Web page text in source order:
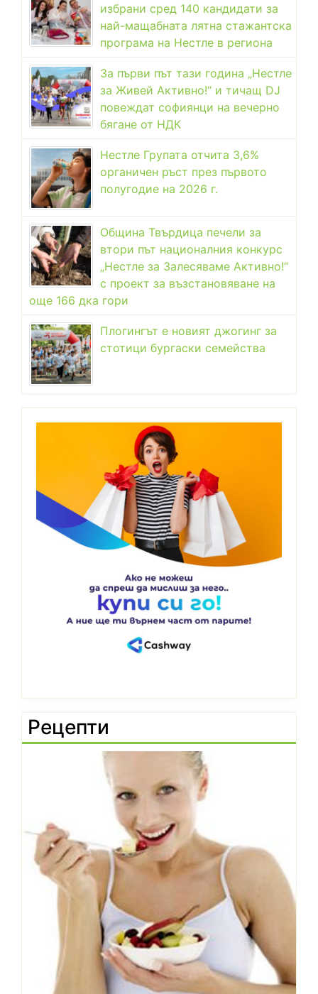
избрани сред 140 кандидати за
най-мащабната лятна стажантска
програма на Нестле в региона
За първи път тази година „Нестле
за Живей Активно!“ и тичащ DJ
повеждат софиянци на вечерно
бягане от НДК
Нестле Групата отчита 3,6%
органичен ръст през първото
полугодие на 2026 г.
Община Твърдица печели за
втори път националния конкурс
„Нестле за Залесяваме Активно!“
с проект за възстановяване на
още 166 дка гори
Плогингът е новият джогинг за
стотици бургаски семейства
Рецепти
Чилито подобрява метаболизма